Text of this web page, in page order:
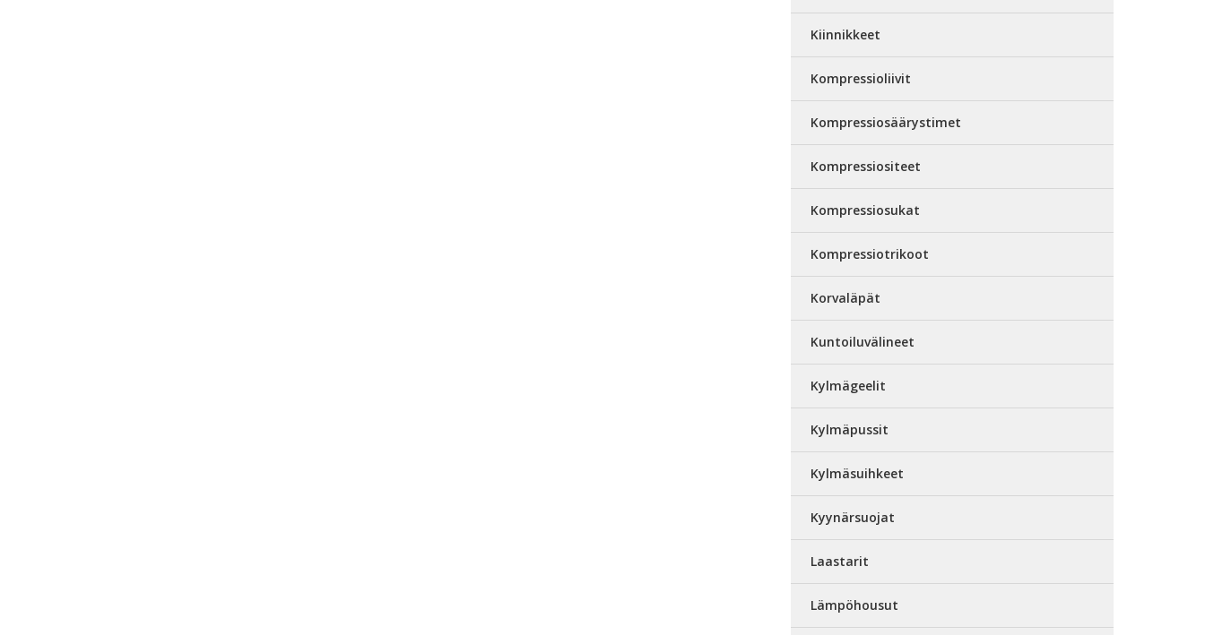
Kiinnikkeet
Kompressioliivit
Kompressiosäärystimet
Kompressiositeet
Kompressiosukat
Kompressiotrikoot
Korvaläpät
Kuntoiluvälineet
Kylmägeelit
Kylmäpussit
Kylmäsuihkeet
Kyynärsuojat
Laastarit
Lämpöhousut